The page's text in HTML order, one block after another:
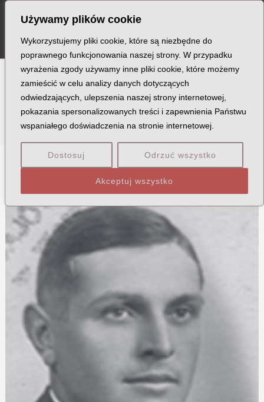
Używamy plików cookie
Wykorzystujemy pliki cookie, które są niezbędne do
poprawnego funkcjonowania naszej strony. W przypadku
wyrażenia zgody używamy inne pliki cookie, które możemy
zamieścić w celu analizy danych dotyczących
odwiedzających, ulepszenia naszej strony internetowej,
pokazania spersonalizowanych treści i zapewnienia Państwu
wspaniałego doświadczenia na stronie internetowej.
Dostosuj Odrzuć wszystko
Akceptuj wszystko
content
Miejscowość: Lądek